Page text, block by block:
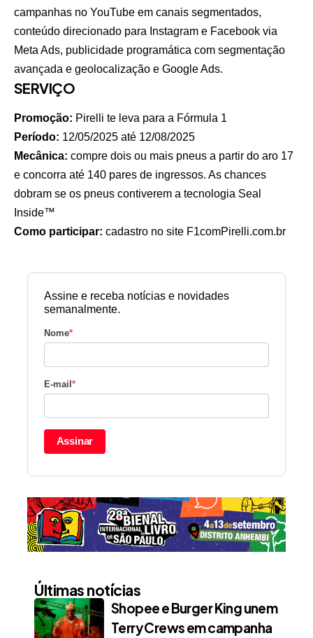
campanhas no YouTube em canais segmentados,
conteúdo direcionado para Instagram e Facebook via
Meta Ads, publicidade programática com segmentação
avançada e geolocalização e Google Ads.
SERVIÇO
Promoção: Pirelli te leva para a Fórmula 1
Período: 12/05/2025 até 12/08/2025
Mecânica: compre dois ou mais pneus a partir do aro 17
e concorra até 140 pares de ingressos. As chances
dobram se os pneus contiverem a tecnologia Seal
Inside™
Como participar: cadastro no site F1comPirelli.com.br
Assine e receba notícias e novidades
semanalmente.
Nome*
E-mail *
Assinar
Últimas notícias
Shopee e Burger King unem
Terry Crews em campanha